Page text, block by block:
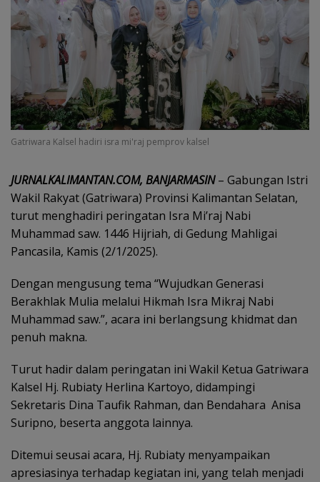
Gatriwara Kalsel hadiri isra mi'raj pemprov kalsel
JURNALKALIMANTAN.COM, BANJARMASIN– Gabungan Istri
Wakil Rakyat (Gatriwara) Provinsi Kalimantan Selatan,
turut menghadiri peringatan Isra Mi’raj Nabi
Muhammad saw. 1446 Hijriah, di Gedung Mahligai
Pancasila, Kamis (2/1/2025).
Dengan mengusung tema “Wujudkan Generasi
Berakhlak Mulia melalui Hikmah Isra Mikraj Nabi
Muhammad saw.”, acara ini berlangsung khidmat dan
penuh makna.
Turut hadir dalam peringatan ini Wakil Ketua Gatriwara
Kalsel Hj. Rubiaty Herlina Kartoyo, didampingi
Sekretaris Dina Taufik Rahman, dan Bendahara Anisa
Suripno, beserta anggota lainnya.
Ditemui seusai acara, Hj. Rubiaty menyampaikan
apresiasinya terhadap kegiatan ini, yang telah menjadi